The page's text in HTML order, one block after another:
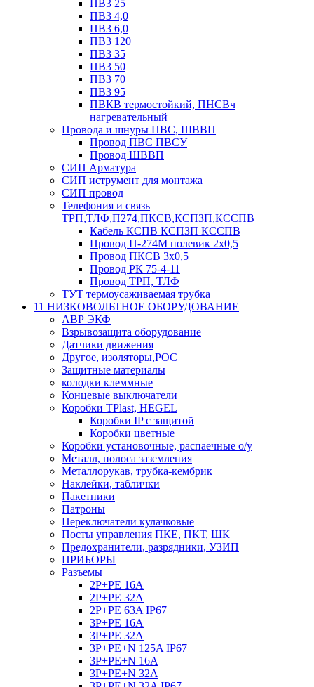
ПВ3 25
ПВ3 4,0
ПВ3 6,0
ПВ3 120
ПВ3 35
ПВ3 50
ПВ3 70
ПВ3 95
ПВКВ термостойкий, ПНСВч
нагревательный
Провода и шнуры ПВС, ШВВП
Провод ПВС ПВСУ
Провод ШВВП
СИП Арматура
СИП иструмент для монтажа
СИП провод
Телефония и связь
ТРП,ТЛФ,П274,ПКСВ,КСПЗП,КССПВ
Кабель КСПВ КСПЗП КССПВ
Провод П-274М полевик 2х0,5
Провод ПКСВ 3х0,5
Провод РК 75-4-11
Провод ТРП, ТЛФ
ТУТ термоусаживаемая трубка
11 НИЗКОВОЛЬТНОЕ ОБОРУДОВАНИЕ
АВР ЭКФ
Взрывозащита оборудование
Датчики движения
Другое, изоляторы,РОС
Защитные материалы
колодки клеммные
Концевые выключатели
Коробки TPlast, HEGEL
Коробки IP с защитой
Коробки цветные
Коробки установочные, распаечные о/у
Металл, полоса заземления
Металлорукав, трубка-кембрик
Наклейки, таблички
Пакетники
Патроны
Переключатели кулачковые
Посты управления ПКЕ, ПКТ, ШК
Предохранители, разрядники, УЗИП
ПРИБОРЫ
Разъемы
2P+PE 16A
2P+PE 32A
2P+PE 63A IP67
3P+PE 16A
3P+PE 32A
3P+PE+N 125A IP67
3P+PE+N 16A
3P+PE+N 32A